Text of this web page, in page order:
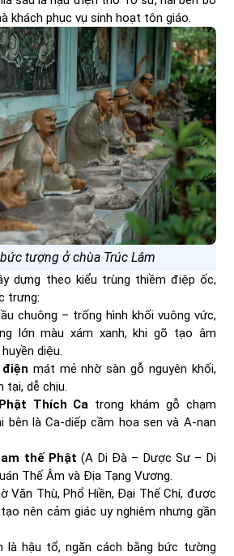
khách phục vụ sinh hoạt tôn giáo.
tượng ở chùa Trúc Lâm
dựng theo kiểu trùng thiềm điệp ốc,
trưng:
chuông – trống hình khối vuông vức,
lớn màu xám xanh, khi gõ tạo âm
diệu.
mát mẻ nhờ sàn gỗ nguyên khối,
tại, dễ chịu.
Phật Thích Ca trong khám gỗ chạm
bên là Ca-diếp cầm hoa sen và A-nan
thế Phật (A Di Đà – Dược Sư – Di
Thế Âm và Địa Tạng Vương.
Văn Thù, Phổ Hiền, Đại Thế Chí, được
nên cảm giác uy nghiêm nhưng gần
là hậu tổ, ngăn cách bằng bức tường